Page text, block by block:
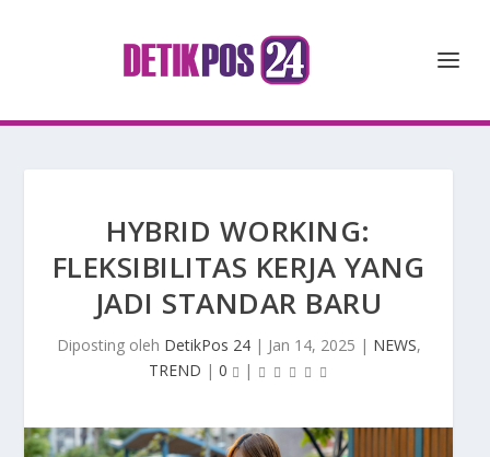
HYBRID WORKING:
FLEKSIBILITAS KERJA YANG
JADI STANDAR BARU
Diposting oleh DetikPos 24| Jan 14, 2025 | NEWS,
TREND | 0 |